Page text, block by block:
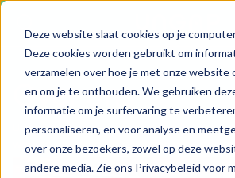
Deze website slaat cookies op je
Deze cookies worden gebruikt om
verzamelen over hoe je met onze website
en om je te onthouden. We gebruiken
informatie om je surfervaring te
personaliseren, en voor analyse en
over onze bezoekers, zowel op deze
andere media. Zie ons Privacybeleid voor
Over ons
Ungap is een buitengewoon leuke
werken aan gave oplossingen voor de